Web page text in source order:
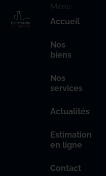
Menu
Accueil
Nos
biens
Nos
services
Actualités
Estimation
en ligne
Contact